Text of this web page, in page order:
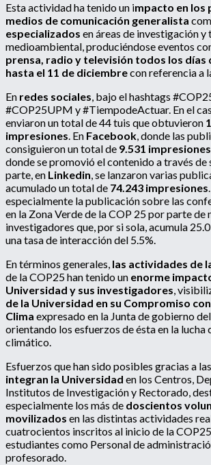
Esta actividad ha tenido un impacto en los
medios de comunicación generalista
especializados en áreas de investigación y
medioambiental, produciéndose eventos
prensa, radio y televisión todos los días
hasta el 11 de diciembrecon referencia a
En redes sociales, bajo el hashtags
#COP25UPM y #TiempodeActuar. En el
enviaron un total de 44 tuis que obtuvieron
impresiones. En Facebook, donde las
consiguieron un total de 9.531 impresiones
donde se promovió el contenido a través de
parte, en Linkedin, se lanzaron varias
acumulado un total de 74.243 impresiones
especialmente la publicación sobre las
en la Zona Verde de la COP 25 por parte de
investigadores que, por si sola, acumula
una tasa de interacción del 5.5%.
En términos generales, las actividades de
de la COP25 han tenido un enorme
Universidad y sus investigadores,
de la Universidad en su Compromiso
Clima expresado en la Junta de gobierno
orientando los esfuerzos de ésta en la
climático.
Esfuerzos que han sido posibles gracias a las
integran la Universidad en los Centros,
Institutos de Investigación y Rectorado,
especialmente los más de doscientos
movilizados en las distintas actividades
cuatrocientos inscritos al inicio de la
estudiantes como Personal de
profesorado.